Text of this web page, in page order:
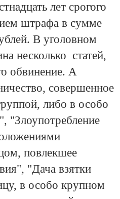
лет срогого
штрафа в сумме
В уголовном
несколько статей,
обвинение. А
совершенное
либо в особо
"Злоупотребление
повлекшее
"Дача взятки
в особо крупном